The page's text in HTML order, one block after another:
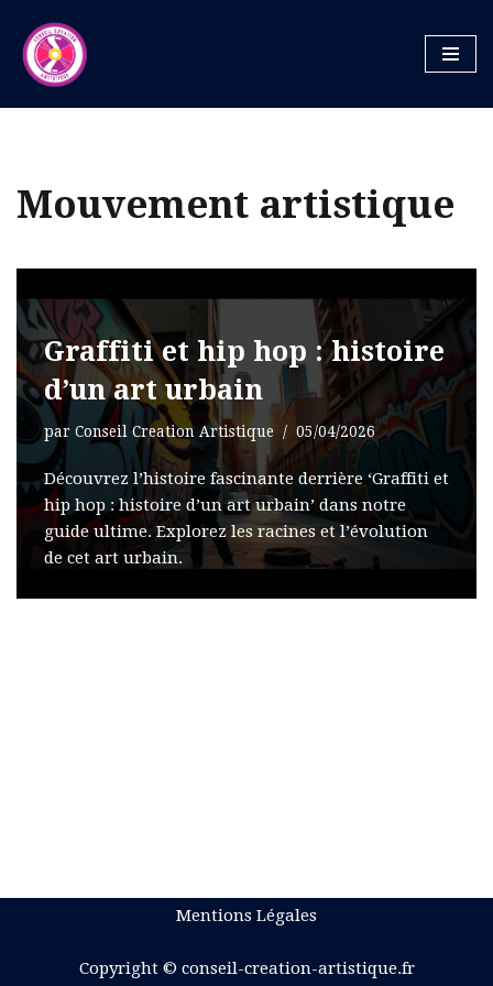
Aller
au
contenu
Mouvement artistique
Graffiti et hip hop : histoire
d’un art urbain
par Conseil Creation Artistique 05/04/2026
Découvrez l’histoire fascinante derrière ‘Graffiti et
hip hop : histoire d’un art urbain’ dans notre
guide ultime. Explorez les racines et l’évolution
de cet art urbain.
Mentions Légales
Copyright © conseil-creation-artistique.fr